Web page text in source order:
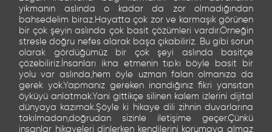
yıkmanın aslında o kadar da zor olmadığından
bahsedelim biraz.Hayatta çok zor ve karmaşık görünen
bir çok şeyin aslında çok basit çözümleri vardır.Örneğin
stresle doğru nefes alarak başa çıkabiliriz. Bu gibi sorun
olarak gördüğümüz bir çok şeyi aslında basitçe
çözebiliriz.İnsanları ikna etmenin tıpkı böyle basit bir
yolu var aslında,hem öyle uzman falan olmanıza da
gerek yok.Yapmanız gereken inandığınız fikri yansıtan
öyküyü anlatmak.Yani gittikçe silinen kalem izlerini dijital
dünyaya kazımak.Şöyle ki hikaye dili zihnin duvarlarına
takılmadan,doğrudan sizinle iletişime geçer.Çünkü
insanlar hikayeleri dinlerken kendilerini korumaya almaz